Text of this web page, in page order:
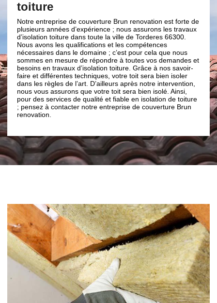
de couverture Brun renovation est forte de
d’expérience ; nous assurons les travaux
dans toute la ville de Torderes 66300.
qualifications et les compétences
le domaine ; c’est pour cela que nous
de répondre à toutes vos demandes et
d’isolation toiture. Grâce à nos savoir-
techniques, votre toit sera bien isoler
de l’art. D’ailleurs après notre intervention,
que votre toit sera bien isolé. Ainsi,
de qualité et fiable en isolation de toiture
notre entreprise de couverture Brun
dans le domaine. En
beaucoup d’adresse et
conseiller de faire appel
renovation pour
toiture à Torderes
toiture soit parfaitement
disposition des artisans
aptes à répondre à
que ravis du résultat, en
entreprise de couverture